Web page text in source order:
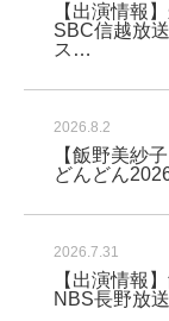
【出演情報
SBC信越放
ス…
2026.8.2
【飯野美紗
どんどん
2026.7.31
【出演情報
NBS長野放